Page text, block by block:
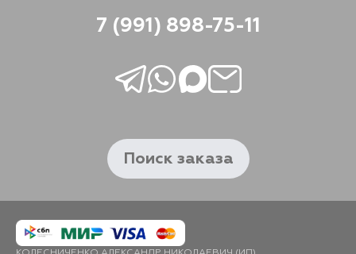
7 (991) 898-75-11
Поиск заказа